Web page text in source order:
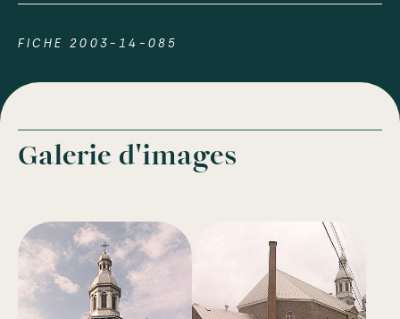
FICHE 2003-14-085
Galerie d'images